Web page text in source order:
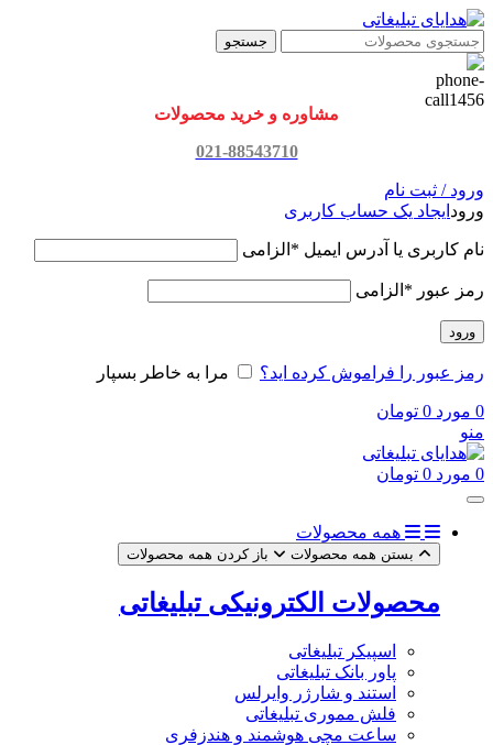
جستجو
مشاوره و خرید محصولات
021-88543710
ورود / ثبت نام
ورود ایجاد یک حساب کاربری
نام کاربری یا آدرس ایمیل * الزامی
رمز عبور * الزامی
ورود
رمز عبور را فراموش کرده اید؟ مرا به خاطر بسپار
0 مورد 0 تومان
منو
0 مورد 0 تومان
همه محصولات
بستن همه محصولات باز کردن همه محصولات
محصولات الکترونیکی تبلیغاتی
اسپیکر تبلیغاتی
پاور بانک تبلیغاتی
استند و شارژر وایرلس
فلش مموری تبلیغاتی
ساعت مچی هوشمند و هندزفری